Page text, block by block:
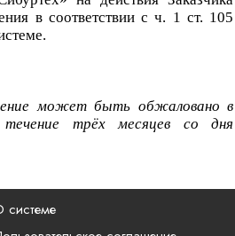
в соответствии с ч. 1 ст. 105
может быть обжаловано в
трёх месяцев со дня
системе